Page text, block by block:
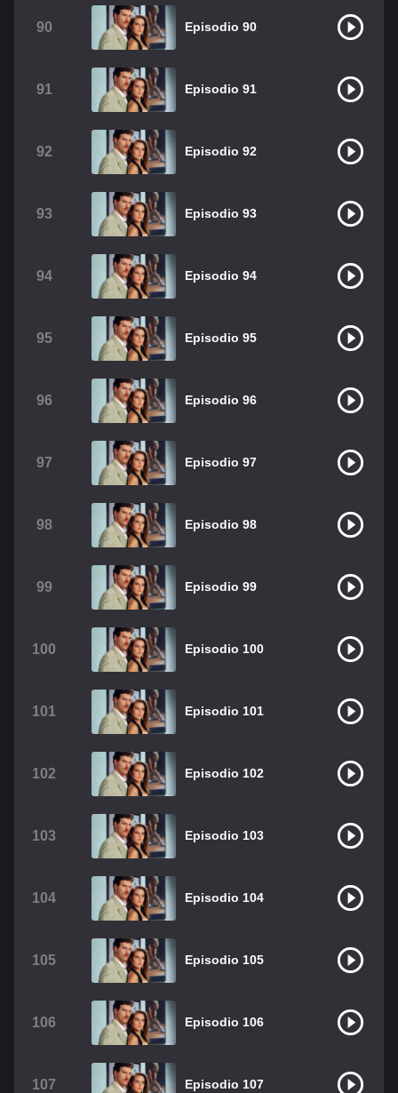
90 Episodio 90
91 Episodio 91
92 Episodio 92
93 Episodio 93
94 Episodio 94
95 Episodio 95
96 Episodio 96
97 Episodio 97
98 Episodio 98
99 Episodio 99
100 Episodio 100
101 Episodio 101
102 Episodio 102
103 Episodio 103
104 Episodio 104
105 Episodio 105
106 Episodio 106
107 Episodio 107